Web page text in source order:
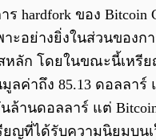
ร hardfork ของ Bitcoin
ะอย่างยิ่งในส่วนของก
หลัก โดยในขณะนี้เหรี
ลค่าถึง 85.13 ดอลลา
ล้านดอลลาร์ แต่
ยญที่ได้รับความนิยมบน